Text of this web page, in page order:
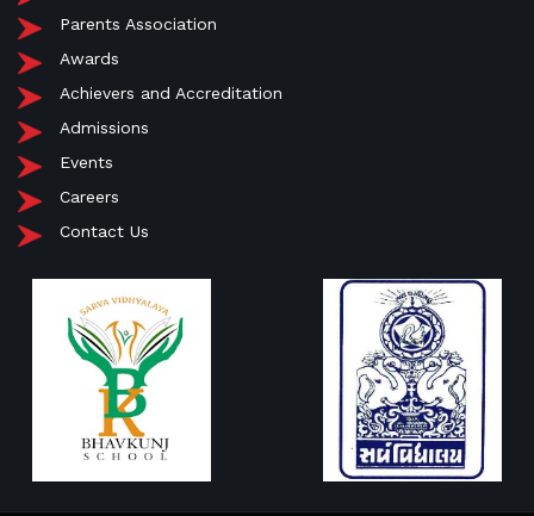
Parents Association
Awards
Achievers and Accreditation
Admissions
Events
Careers
Contact Us